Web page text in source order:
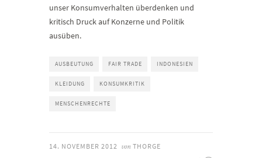
unser Konsumverhalten überdenken und
kritisch Druck auf Konzerne und Politik
ausüben.
AUSBEUTUNG FAIR TRADE INDONESIEN
KLEIDUNG KONSUMKRITIK
MENSCHENRECHTE
14. NOVEMBER 2012 von THORGE